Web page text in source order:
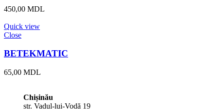
450,00 MDL
Quick view
Close
BETEKMATIC
65,00 MDL
Chișinău
str. Vadul-lui-Vodă 19